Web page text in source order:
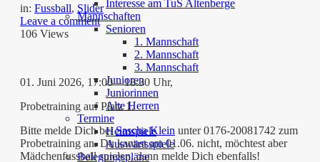
Interesse am TuS Altenberge
Mannschaften
Senioren
1. Mannschaft
2. Mannschaft
3. Mannschaft
Junioren
Juniorinnen
Alte Herren
Termine
Heimspiele
Auswärtsspiele
Belegungspläne
in: Fussball, Slider
Leave a comment
106 Views
01. Juni 2026, 17:00 – 18:30 Uhr,
Probetraining auf Platz 1.
Bitte melde Dich beiSascha Klein unter 0176-20081742 zum
Probetraining an. Du kannst am 01.06. nicht, möchtest aber
Mädchenfussball spielen, dann melde Dich ebenfalls!